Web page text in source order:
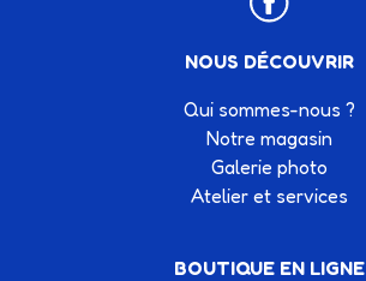
NOUS DÉCOUVRIR
Qui sommes-nous ?
Notre magasin
Galerie photo
Atelier et services
BOUTIQUE EN LIGNE